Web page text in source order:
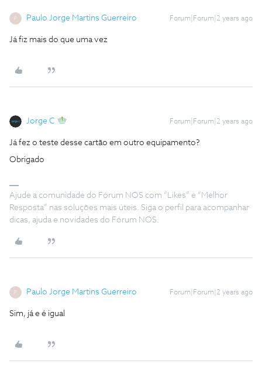
Paulo Jorge Martins Guerreiro Forum|Forum|2 years ago
Já fiz mais do que uma vez
Jorge C Forum|Forum|2 years ago
Já fez o teste desse cartão em outro equipamento?
Obrigado
Ajude a comunidade do Fórum NOS com “Likes” e “Melhor
Resposta” nas soluções mais úteis. Siga o perfil para acompanhar
dicas, ajuda e novidades do Fórum NOS.
Paulo Jorge Martins Guerreiro Forum|Forum|2 years ago
Sim, já e é igual